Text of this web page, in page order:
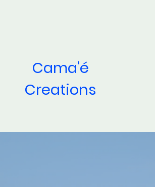
Cama'é
Creations